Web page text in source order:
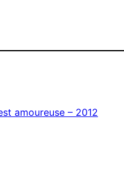
amoureuse – 2012